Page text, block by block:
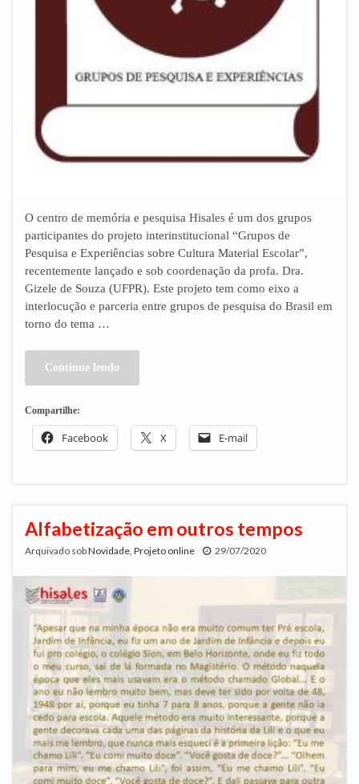
O centro de memória e pesquisa Hisales é um dos grupos
participantes do projeto interinstitucional “Grupos de
Pesquisa e Experiências sobre Cultura Material Escolar”,
recentemente lançado e sob coordenação da profa. Dra.
Gizele de Souza (UFPR). Este projeto tem como eixo a
interlocução e parceria entre grupos de pesquisa do Brasil em
torno do tema …
Continue lendo
Compartilhe:
Facebook X E-mail
Alfabetização em outros tempos
Arquivado sobNovidade, Projeto online 29/07/2020